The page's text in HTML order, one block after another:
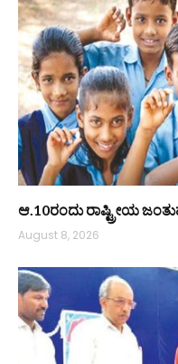
ಆ.10ರಂದು ರಾಷ್ಟ್ರೀಯ
August 8, 2026